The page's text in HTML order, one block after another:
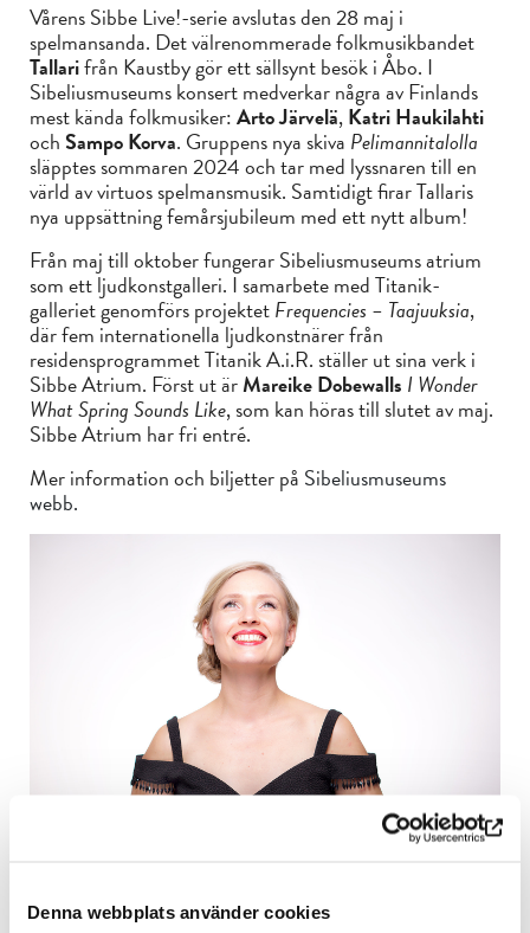
Denna webbplats använder cookies
Vårens Sibbe Live!-serie avslutas den 28 maj i
spelmansanda. Det välrenommerade folkmusikbandet
Tallarifrån Kaustby gör ett sällsynt besök i Åbo. I
Sibeliusmuseums konsert medverkar några av Finlands
mest kända folkmusiker:Arto Järvelä,Katri Haukilahti
ochSampo Korva. Gruppens nya skiva Pelimannitalolla
släpptes sommaren 2024 och tar med lyssnaren till en
värld av virtuos spelmansmusik. Samtidigt firar Tallaris
nya uppsättning femårsjubileum med ett nytt album!
Från maj till oktober fungerar Sibeliusmuseums atrium
som ett ljudkonstgalleri. I samarbete med Titanik-
galleriet genomförs projektetFrequencies – Taajuuksia,
där fem internationella ljudkonstnärer från
residensprogrammet Titanik A.i.R. ställer ut sina verk i
Sibbe Atrium. Först ut ärMareike Dobewalls I Wonder
What Spring Sounds Like, som kan höras till slutet av maj.
Sibbe Atrium har fri entré.
Mer information och biljetter på Sibeliusmuseums
webb.